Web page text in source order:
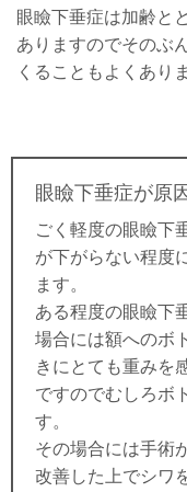
眼瞼下垂症は加齢と
ありますのでそのぶ
くることもよくあり
眼瞼下垂症が原
ごく軽度の眼瞼下
が下がらない程度
ます。
ある程度の眼瞼下
場合には額へのボ
きにとても重みを
ですのでむしろボ
す。
その場合には手術
改善した上でシワ